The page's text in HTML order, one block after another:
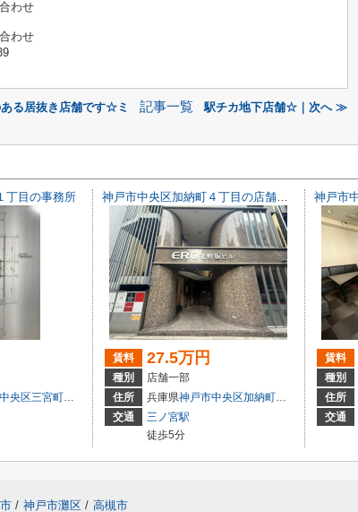
わせ
わせ
る居抜き店舗です☆ミ 記事一覧 駅チカ地下店舗☆｜次へ ≫
丁目の事務所
央区三宮町１丁目
神戸市中央区加納町４丁目の店舗一部
賃料 27.5万円
種別
店舗一部
住所
兵庫県神戸市中央区加納町４丁目7-8
交通
三ノ宮駅
徒歩5分
賃料
種別
住所
交通
/ 神戸市灘区 / 高槻市